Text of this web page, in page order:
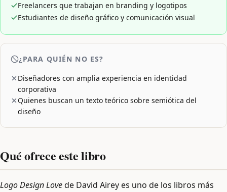
Freelancers que trabajan en branding y logotipos
Estudiantes de diseño gráfico y comunicación visual
¿PARA QUIÉN NO ES?
Diseñadores con amplia experiencia en identidad
corporativa
Quienes buscan un texto teórico sobre semiótica del
diseño
Qué ofrece este libro
Logo Design Lovede David Airey es uno de los libros más